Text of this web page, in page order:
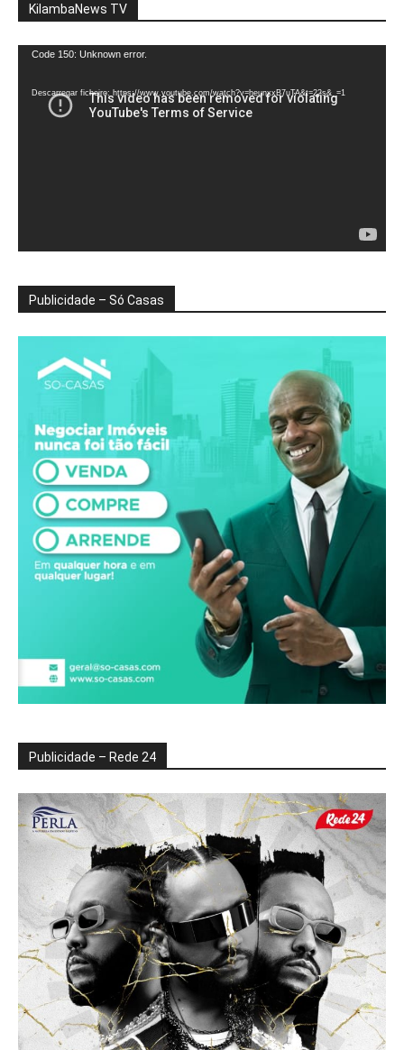
KilambaNews TV
Reprodutor
vídeo
Code 150: Unknown error.
Descarregar ficheiro: https://www.youtube.com/watch?v=heunxxB7uTA&t=22s&_=1
Publicidade – Só Casas
Publicidade – Rede 24